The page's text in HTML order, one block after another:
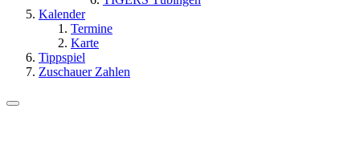
Kalender
Termine
Karte
Tippspiel
Zuschauer Zahlen